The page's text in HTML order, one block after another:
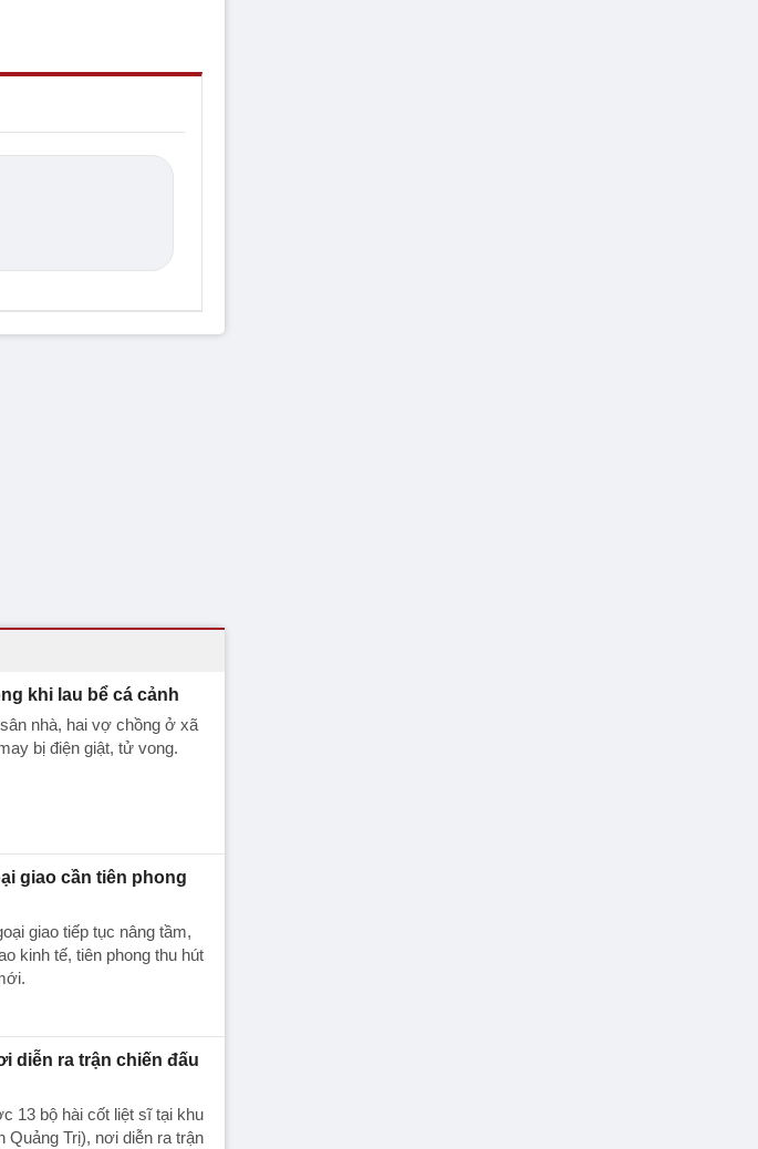
khi lau bể cá cảnh
nhà, hai vợ chồng ở xã
bị điện giật, tử vong.
giao cần tiên phong
giao tiếp tục nâng tầm,
kinh tế, tiên phong thu hút
diễn ra trận chiến đấu
13 bộ hài cốt liệt sĩ tại khu
Quảng Trị), nơi diễn ra trận